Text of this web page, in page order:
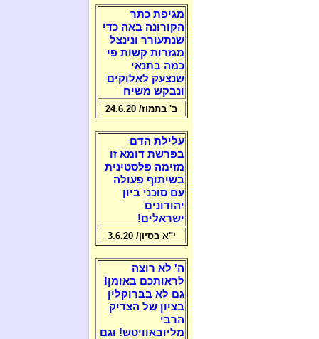
מגיפת כתר
הקורונה באה כדי
שנתעורר ונינצל
מגזרות קשות פי
כמה בתנאי
שנצעק לאלוקים
ונבקש משיח
ב' בתמוז/ 24.6.20
עלילת הדם
בפרשת דומא זו
מזימה פלסטינית
בשיתוף פעולה
עם סוכני ביון
יהודונים
ישראלים!
י"א בסיון/ 3.6.20
ה' לא רוצה
לראותכם באומן!
גם לא בברוקלין
בציון של הצדיק
הרבי
מליובאוויטש! וגם